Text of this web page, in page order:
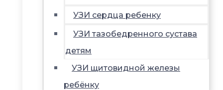
УЗИ сердца ребенку
УЗИ тазобедренного сустава
детям
УЗИ щитовидной железы
ребёнку